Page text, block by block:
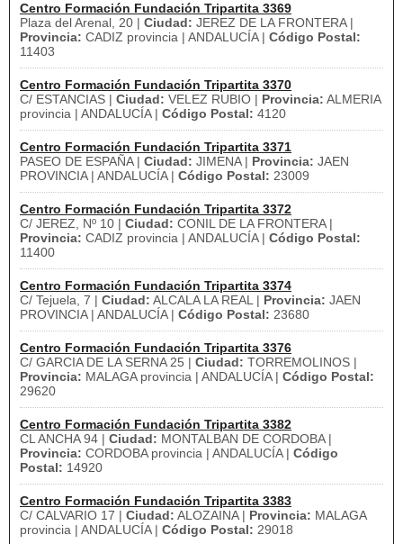
Centro Formación Fundación Tripartita 3369
Plaza del Arenal, 20 | Ciudad: JEREZ DE LA FRONTERA |
Provincia: CADIZ provincia | ANDALUCÍA | Código Postal:
11403
Centro Formación Fundación Tripartita 3370
C/ ESTANCIAS | Ciudad: VELEZ RUBIO | Provincia: ALMERIA
provincia | ANDALUCÍA | Código Postal: 4120
Centro Formación Fundación Tripartita 3371
PASEO DE ESPAÑA | Ciudad: JIMENA | Provincia: JAEN
PROVINCIA | ANDALUCÍA | Código Postal: 23009
Centro Formación Fundación Tripartita 3372
C/ JEREZ, Nº 10 | Ciudad: CONIL DE LA FRONTERA |
Provincia: CADIZ provincia | ANDALUCÍA | Código Postal:
11400
Centro Formación Fundación Tripartita 3374
C/ Tejuela, 7 | Ciudad: ALCALA LA REAL | Provincia: JAEN
PROVINCIA | ANDALUCÍA | Código Postal: 23680
Centro Formación Fundación Tripartita 3376
C/ GARCIA DE LA SERNA 25 | Ciudad: TORREMOLINOS |
Provincia: MALAGA provincia | ANDALUCÍA | Código Postal:
29620
Centro Formación Fundación Tripartita 3382
CL ANCHA 94 | Ciudad: MONTALBAN DE CORDOBA |
Provincia: CORDOBA provincia | ANDALUCÍA | Código
Postal: 14920
Centro Formación Fundación Tripartita 3383
C/ CALVARIO 17 | Ciudad: ALOZAINA | Provincia: MALAGA
provincia | ANDALUCÍA | Código Postal: 29018